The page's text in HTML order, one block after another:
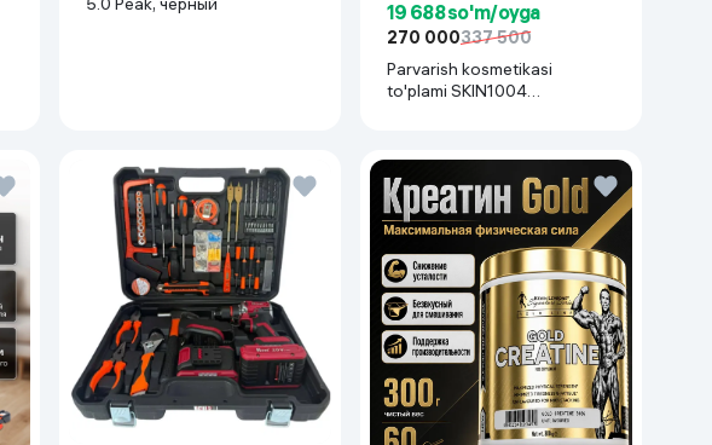
19 688 so'm/oyga
270 000337 500
Parvarish kosmetikasi
to'plami SKIN1004